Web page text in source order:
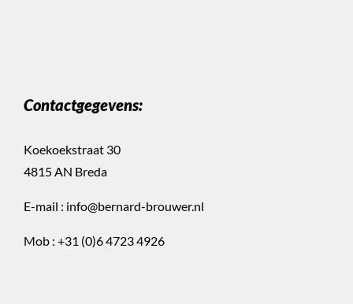
Contactgegevens:
Koekoekstraat 30
4815 AN Breda
E-mail : info@bernard-brouwer.nl
Mob : +31 (0)6 4723 4926